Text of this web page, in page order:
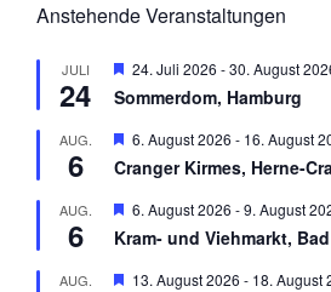
Anstehende Veranstaltungen
JULI
24
H
r
o
r
e
h
o
e
24. Juli 2026 -30. August
Sommerdom, Hamburg
AUG.
6
H
r
o
r
e
6. August 2026 - 16. August
Cranger Kirmes, Herne-
AUG.
6
H
r
o
6. August 2026 -9. August
Kram- und Viehmarkt,
AUG.
H
13. August 2026 - 18. August